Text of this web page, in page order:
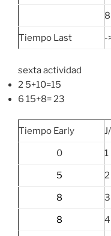
8
Tiempo Last -
sexta actividad
2 5+10=15
6 15+8= 23
Tiempo Early J/I
0 1
5 2
8 3
8 4